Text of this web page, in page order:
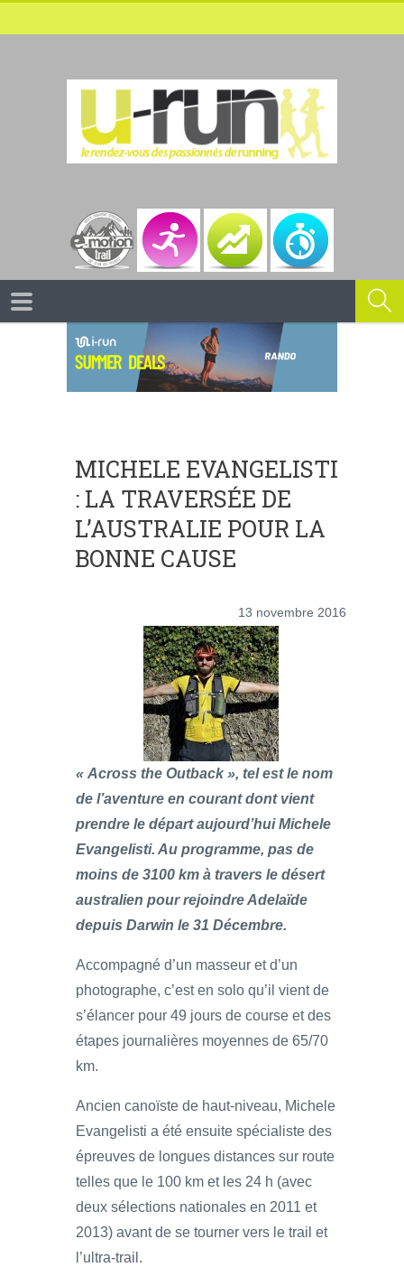
MICHELE EVANGELISTI
: LA TRAVERSÉE DE
L’AUSTRALIE POUR LA
BONNE CAUSE
13 novembre 2016
« Across the Outback », tel est le nom
de l’aventure en courant dont vient
prendre le départ aujourd’hui Michele
Evangelisti. Au programme, pas de
moins de 3100 km à travers le désert
australien pour rejoindre Adelaïde
depuis Darwin le 31 Décembre.
Accompagné d’un masseur et d’un
photographe, c’est en solo qu’il vient de
s’élancer pour 49 jours de course et des
étapes journalières moyennes de 65/70
km.
Ancien canoïste de haut-niveau, Michele
Evangelisti a été ensuite spécialiste des
épreuves de longues distances sur route
telles que le 100 km et les 24 h (avec
deux sélections nationales en 2011 et
2013) avant de se tourner vers le trail et
l’ultra-trail.